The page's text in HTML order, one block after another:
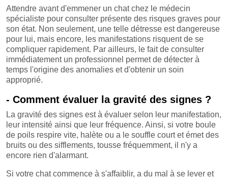
Attendre avant d'emmener un chat chez le médecin
spécialiste pour consulter présente des risques graves pour
son état. Non seulement, une telle détresse est dangereuse
pour lui, mais encore, les manifestations risquent de se
compliquer rapidement. Par ailleurs, le fait de consulter
immédiatement un professionnel permet de détecter à
temps l'origine des anomalies et d'obtenir un soin
approprié.
- Comment évaluer la gravité des signes ?
La gravité des signes est à évaluer selon leur manifestation,
leur intensité ainsi que leur fréquence. Ainsi, si votre boule
de poils respire vite, halète ou a le souffle court et émet des
bruits ou des sifflements, tousse fréquemment, il n'y a
encore rien d'alarmant.
Si votre chat commence à s'affaiblir, a du mal à se lever et